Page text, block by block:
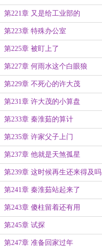
第221章 又是给工业部的
第223章 特殊办公室
第225章 被盯上了
第227章 何雨水这个白眼狼
第229章 不死心的许大茂
第231章 许大茂的小算盘
第233章 秦淮茹的算计
第235章 许家父子上门
第237章 他就是天煞孤星
第239章 这时候再生还来得及吗
第241章 秦淮茹站起来了
第243章 傻柱留着还有用
第245章 试探
第247章 准备回家过年